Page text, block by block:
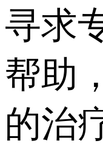
寻求
帮助
的治